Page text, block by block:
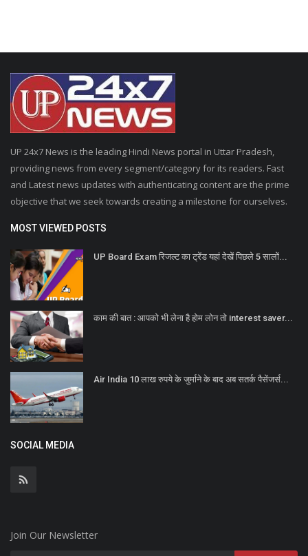
UP 24x7 News is the leading Hindi News portal in Uttar Pradesh,
providing news from every segment/category for its readers. Fast
and Latest news updates with authenticating content are the prime
objective that we seek towards creating a milestone for ourselves.
MOST VIEWED POSTS
UP Board Exam रिजल्ट का ट्रेंड यहां देखें पिछले 5 सालों...
काम की बात : आपको भी लेना है होम लोन तो interest saver...
Air India 10 लाख रुपये के जुर्माने के बाद अब सतर्क पैसेंजर्स...
SOCIAL MEDIA
Join Our Newsletter